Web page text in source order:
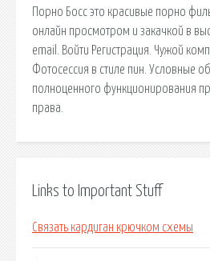
Порно Босс это красивые порно
онлайн просмотром и закачкой в
email. Войти Регистрация. Чужой
Фотосессия в стиле пин. Условные
полноценного функционирования
права.
Links to Important Stuff
Связать кардиган крючком схемы